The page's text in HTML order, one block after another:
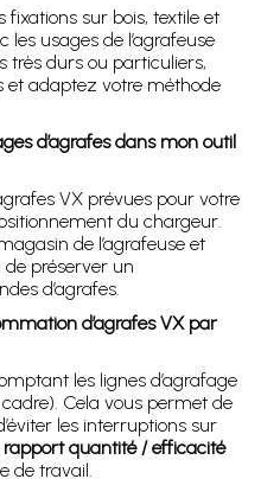
fixations sur bois, textile et
les usages de l’agrafeuse
très durs ou particuliers,
et adaptez votre méthode
d’agrafes dans mon outil
VX prévues pour votre
du chargeur.
de l’agrafeuse et
préserver un
d’agrafes.
d’agrafes VX par
les lignes d’agrafage
Cela vous permet de
les interruptions sur
rapport quantité / efficacité
de travail.